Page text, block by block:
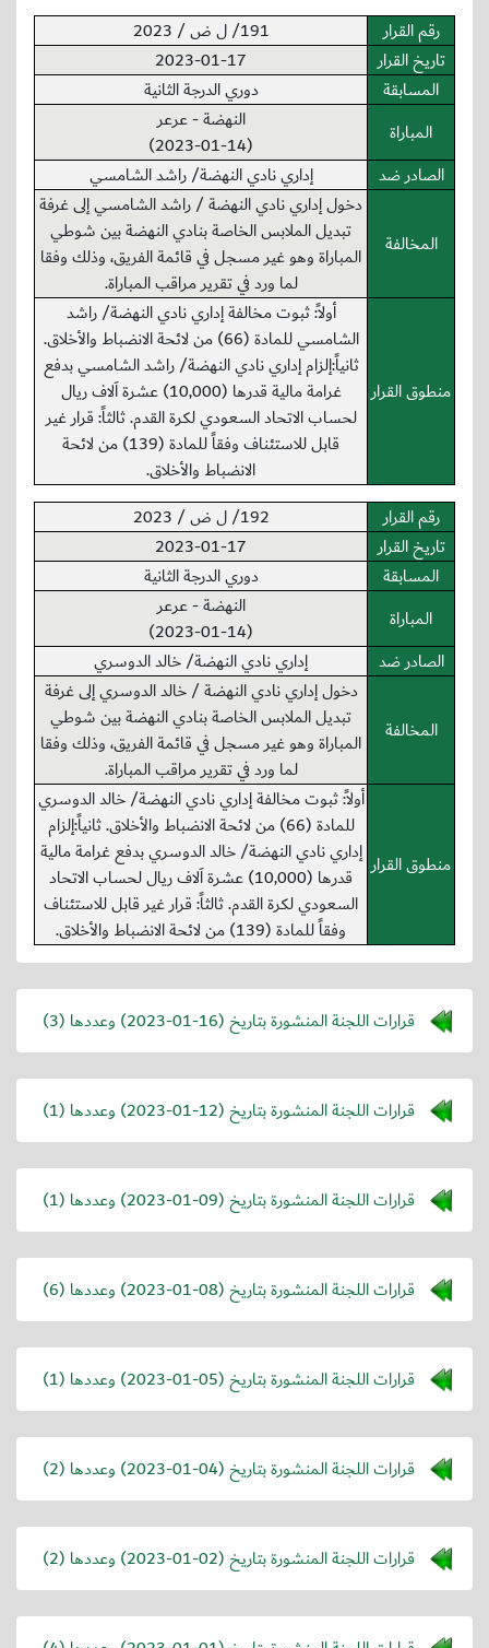
رقم القرار
191/ ل ض / 2023
تاريخ القرار
2023-01-17
المسابقة
دوري الدرجة الثانية
المباراة
النهضة - عرعر
(2023-01-14)
الصادر ضد
إداري نادي النهضة/ راشد الشامسي
المخالفة
دخول إداري نادي النهضة / راشد الشامسي إلى غرفة
تبديل الملابس الخاصة بنادي النهضة بين شوطي
المباراة وهو غير مسجل في قائمة الفريق، وذلك وفقا
لما ورد في تقرير مراقب المباراة.
منطوق القرار
أولاً: ثبوت مخالفة إداري نادي النهضة/ راشد
الشامسي للمادة (66) من لائحة الانضباط والأخلاق.
ثانياً:إلزام إداري نادي النهضة/ راشد الشامسي بدفع
غرامة مالية قدرها (10,000) عشرة اَلاف ريال
لحساب الاتحاد السعودي لكرة القدم. ثالثاً: قرار غير
قابل للاستئناف وفقاً للمادة (139) من لائحة
الانضباط والأخلاق.
رقم القرار
192/ ل ض / 2023
تاريخ القرار
2023-01-17
المسابقة
دوري الدرجة الثانية
المباراة
النهضة - عرعر
(2023-01-14)
الصادر ضد
إداري نادي النهضة/ خالد الدوسري
المخالفة
دخول إداري نادي النهضة / خالد الدوسري إلى غرفة
تبديل الملابس الخاصة بنادي النهضة بين شوطي
المباراة وهو غير مسجل في قائمة الفريق، وذلك وفقا
لما ورد في تقرير مراقب المباراة.
منطوق القرار
أولاً: ثبوت مخالفة إداري نادي النهضة/ خالد الدوسري
للمادة (66) من لائحة الانضباط والأخلاق. ثانياً:إلزام
إداري نادي النهضة/ خالد الدوسري بدفع غرامة مالية
قدرها (10,000) عشرة اَلاف ريال لحساب الاتحاد
السعودي لكرة القدم. ثالثاً: قرار غير قابل للاستئناف
وفقاً للمادة (139) من لائحة الانضباط والأخلاق.
قرارات اللجنة المنشورة بتاريخ (2023-01-16) وعددها (3)
قرارات اللجنة المنشورة بتاريخ (2023-01-12) وعددها (1)
قرارات اللجنة المنشورة بتاريخ (2023-01-09) وعددها (1)
قرارات اللجنة المنشورة بتاريخ (2023-01-08) وعددها (6)
قرارات اللجنة المنشورة بتاريخ (2023-01-05) وعددها (1)
قرارات اللجنة المنشورة بتاريخ (2023-01-04) وعددها (2)
قرارات اللجنة المنشورة بتاريخ (2023-01-02) وعددها (2)